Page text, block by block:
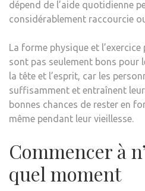
dépend de l’aide quotidienne
considérablement raccourcie
La forme physique et
sont pas seulement bons pour
la tête et l’esprit, car les
suffisamment et entraînent
bonnes chances de rester en
même pendant leur vieillesse.
Commencer à
quel moment